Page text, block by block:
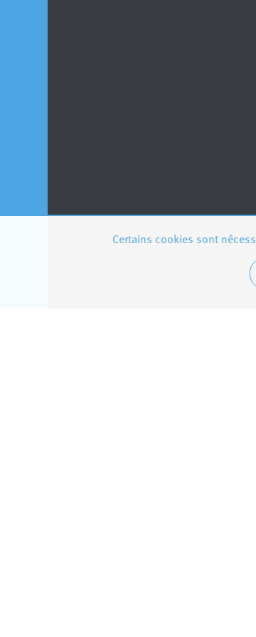
Certains cookies sont